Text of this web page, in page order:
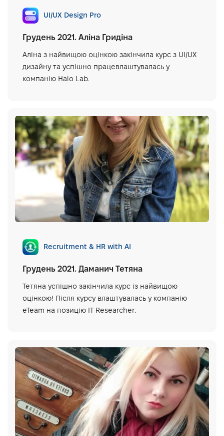
UI/UX Design Pro
Грудень 2021. Аліна Гридіна
Аліна з найвищою оцінкою закінчила курс з UI/UX
дизайну та успішно працевлаштувалась у
компанію Halo Lab.
Recruitment & HR with AI
Грудень 2021. Даманич Тетяна
Тетяна успішно закінчила курс із найвищою
оцінкою! Після курсу влаштувалась у компанію
eTeam на позицію IT Researcher.